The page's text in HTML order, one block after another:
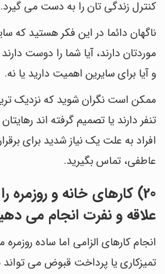
کنترل زندگی تان را به دست می گیرد.
ناگهان دائما در این فکر هستید که
موردتان دارند، آیا شما را دوست
و آیا برای سایرین اهمیت دارید یا نه.
ممکن است نگران شوید که نزدیک
تنفر دارند یا تصمیم گرفته اند
افراد به علت یک نیاز شدید برای
عاطفی، تماس بگیرید.
20) کارهای خانه و روزمره
علاقه و نفرت انجام می
انجام کارهای الزامی اما ساده
تمیزکاری یا پرداخت قبوض می تواند